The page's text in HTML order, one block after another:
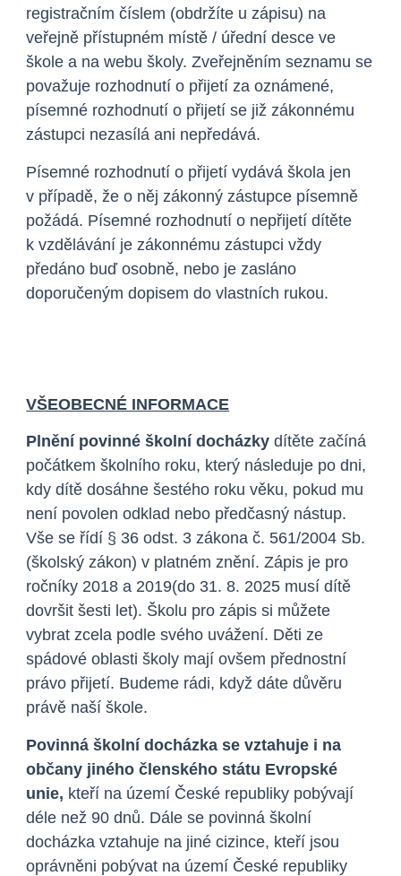
registračním číslem (obdržíte u zápisu) na
veřejně přístupném místě / úřední desce ve
škole a na webu školy. Zveřejněním seznamu se
považuje rozhodnutí o přijetí za oznámené,
písemné rozhodnutí o přijetí se již zákonnému
zástupci nezasílá ani nepředává.
Písemné rozhodnutí o přijetí vydává škola jen
v případě, že o něj zákonný zástupce písemně
požádá. Písemné rozhodnutí o nepřijetí dítěte
k vzdělávání je zákonnému zástupci vždy
předáno buď osobně, nebo je zasláno
doporučeným dopisem do vlastních rukou.
VŠEOBECNÉ INFORMACE
Plnění povinné školní docházky dítěte začíná
počátkem školního roku, který následuje po dni,
kdy dítě dosáhne šestého roku věku, pokud mu
není povolen odklad nebo předčasný nástup.
Vše se řídí § 36 odst. 3 zákona č. 561/2004 Sb.
(školský zákon) v platném znění. Zápis je pro
ročníky 2018 a 2019(do 31. 8. 2025 musí dítě
dovršit šesti let). Školu pro zápis si můžete
vybrat zcela podle svého uvážení. Děti ze
spádové oblasti školy mají ovšem přednostní
právo přijetí. Budeme rádi, když dáte důvěru
právě naší škole.
Povinná školní docházka se vztahuje i na
občany jiného členského státu Evropské
unie, kteří na území České republiky pobývají
déle než 90 dnů. Dále se povinná školní
docházka vztahuje na jiné cizince, kteří jsou
oprávněni pobývat na území České republiky